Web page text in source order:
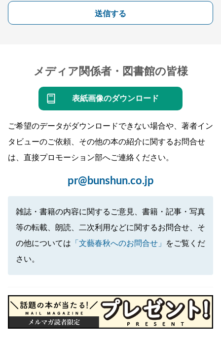
送信する
メディア関係者・図書館の皆様
表紙画像のダウンロード
ご希望のデータがダウンロードできない場合や、著者イン
タビューのご依頼、その他の本の紹介に関するお問合せ
は、直接プロモーション部へご連絡ください。
pr@bunshun.co.jp
雑誌・書籍の内容に関するご意見、書籍・記事・写真
等の転載、朗読、二次利用などに関するお問合せ、そ
の他については 「文藝春秋へのお問合せ」
をご覧くだ
さい。